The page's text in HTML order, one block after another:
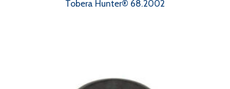
Tobera Hunter® 68.2002